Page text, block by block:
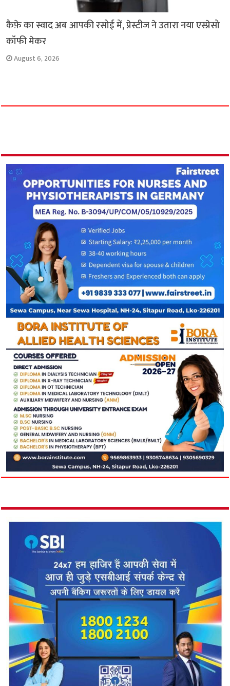
कैफ़े का स्वाद अब आपकी रसोई में, प्रेस्टीज ने उतारा नया एस्प्रेसो
कॉफी मेकर
August 6, 2026